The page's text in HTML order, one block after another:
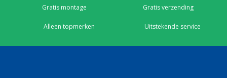
Gratis montage Gratis verzending
Alleen topmerken Uitstekende service